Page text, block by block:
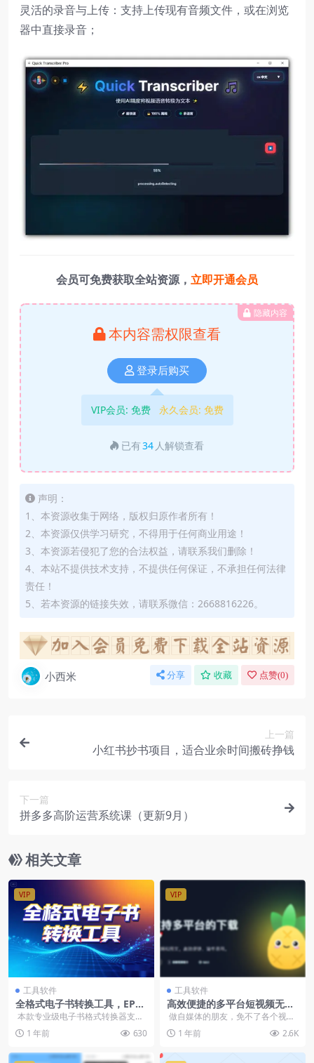
灵活的录音与上传：支持上传现有音频文件，或在浏览
器中直接录音；
会员可免费获取全站资源， 立即开通会员
隐藏内容
本内容需权限查看
登录后购买
VIP会员: 免费 永久会员: 免费
已有34 人解锁查看
声明：
1、本资源收集于网络，版权归原作者所有！
2、本资源仅供学习研究，不得用于任何商业用途！
3、本资源若侵犯了您的合法权益，请联系我们删除！
4、本站不提供技术支持，不提供任何保证，不承担任何法律
责任！
5、若本资源的链接失效，请联系微信：2668816226。
小西米 分享 收藏 点赞(0)
上一篇
小红书抄书项目，适合业余时间搬砖挣钱
下一篇
拼多多高阶运营系统课（更新9月）
相关文章
VIP
工具软件
全格式电子书转换工具，EPU
B/AZW3/MOBI/DOCX/PDF/
本款专业级电子书格式转换器支持
六大主流文档格式互转功能，包含
EPU...1 年前 630
VIP
工具软件
高效便捷的多平台短视频无水
印下载工具：批量下载、绿色
做自媒体的朋友，免不了各个视频
平台找素材，找到素材直接保存会
有平台水...
1 年前 2.6K